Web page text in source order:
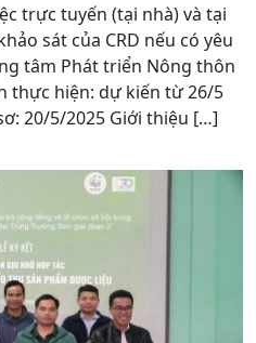
trực tuyến (tại nhà) và tại
sát của CRD nếu có yêu
tâm Phát triển Nông thôn
thực hiện: dự kiến từ 26/5
20/5/2025 Giới thiệu […]